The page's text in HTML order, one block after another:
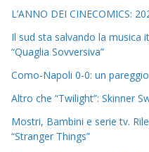
L’ANNO DEI CINECOMICS:
Il sud sta salvando la musica
“Quaglia Sovversiva”
Como-Napoli 0-0: un
Altro che “Twilight”: Skinner
Mostri, Bambini e serie tv.
“Stranger Things”